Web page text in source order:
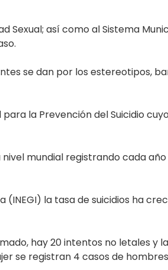
Sexual; así como al Sistema
se dan por los estereotipos,
la Prevención del Suicidio
mundial registrando cada
la tasa de suicidios ha
hay 20 intentos no letales y la
se registran 4 casos de